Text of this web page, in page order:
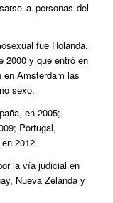
a personas del
fue Holanda,
2000 y que entró en
en Amsterdam las
sexo.
en 2005;
Portugal,
2012.
la vía judicial en
Nueva Zelanda y